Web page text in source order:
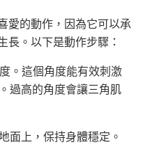
愛的動作，因為它可以承
長。以下是動作步驟：
。這個角度能有效刺激
過高的角度會讓三角肌
面上，保持身體穩定。